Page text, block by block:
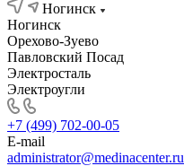
Ногинск
Ногинск
Орехово-Зуево
Павловский Посад
Электросталь
Электроугли
+7 (499) 702-00-05
E-mail
administrator@medinacenter.ru